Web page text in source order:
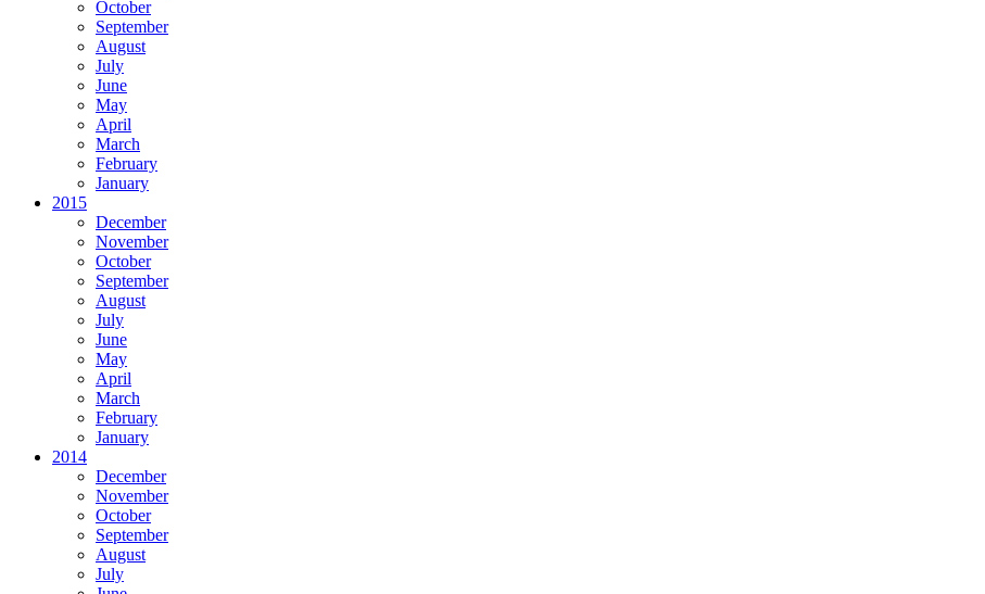
October
September
August
July
June
May
April
March
February
January
2015
December
November
October
September
August
July
June
May
April
March
February
January
2014
December
November
October
September
August
July